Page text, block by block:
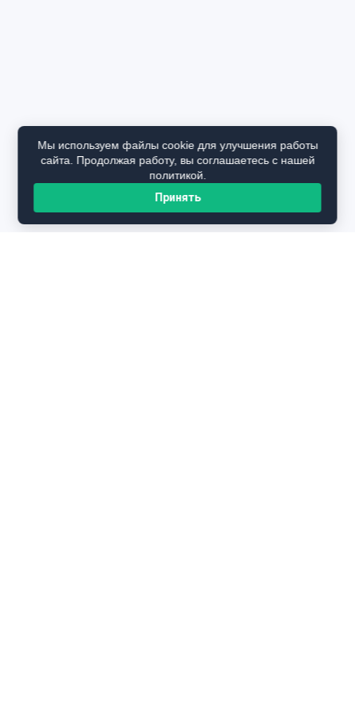
Мы используем файлы cookie для улучшения работы
сайта. Продолжая работу, вы соглашаетесь с нашей
политикой.
Принять